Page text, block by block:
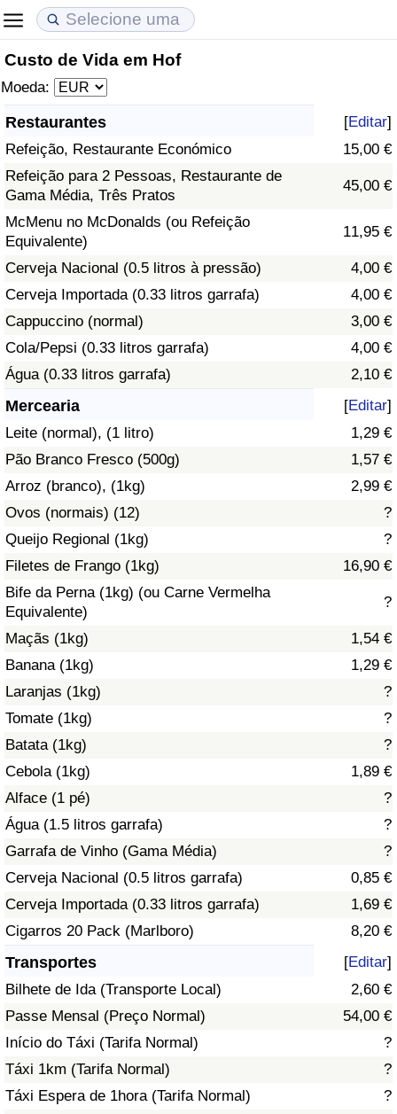
Custo de Vida em Hof
Moeda:
Restaurantes [Editar]
Refeição, Restaurante Económico
15,00 €
Refeição para 2 Pessoas, Restaurante de
Gama Média, Três Pratos
45,00 €
McMenu no McDonalds (ou Refeição
Equivalente)
11,95 €
Cerveja Nacional (0.5 litros à pressão)
4,00 €
Cerveja Importada (0.33 litros garrafa)
4,00 €
Cappuccino (normal)
3,00 €
Cola/Pepsi (0.33 litros garrafa)
4,00 €
Água (0.33 litros garrafa)
2,10 €
Mercearia [Editar]
Leite (normal), (1 litro)
1,29 €
Pão Branco Fresco (500g)
1,57 €
Arroz (branco), (1kg)
2,99 €
Ovos (normais) (12)
?
Queijo Regional (1kg)
?
Filetes de Frango (1kg)
16,90 €
Bife da Perna (1kg) (ou Carne Vermelha
Equivalente)
?
Maçãs (1kg)
1,54 €
Banana (1kg)
1,29 €
Laranjas (1kg)
?
Tomate (1kg)
?
Batata (1kg)
?
Cebola (1kg)
1,89 €
Alface (1 pé)
?
Água (1.5 litros garrafa)
?
Garrafa de Vinho (Gama Média)
?
Cerveja Nacional (0.5 litros garrafa)
0,85 €
Cerveja Importada (0.33 litros garrafa)
1,69 €
Cigarros 20 Pack (Marlboro)
8,20 €
Transportes [Editar]
Bilhete de Ida (Transporte Local)
2,60 €
Passe Mensal (Preço Normal)
54,00 €
Início do Táxi (Tarifa Normal)
?
Táxi 1km (Tarifa Normal)
?
Táxi Espera de 1hora (Tarifa Normal)
?
Custo de Vida
Indicador de Custo de Vida
Indicador de Custo de Vida Por País
em Aqaba
Preços de Imóveis
Indicador de Preços de Imóveis
Indicador de Preços de Imóveis por País
Qualidade de Vida
Indicador de Qualidade de Vida (Atual)
Índice de qualidade de vida por país
Crime
Taxa do Indicador de Crime (Atual)
Indicador de Crime
Índice de criminalidade por país
Saúde
Indicador de Saúde (Atual)
Indicador de Saúde
Indicador de Saúde por País
Poluição
Índice de poluição
Indicador de Poluição por País
Trânsito
Indicador de Trânsito
Indicador de Trânsito (Atual)
Indicador de Trânsito por País